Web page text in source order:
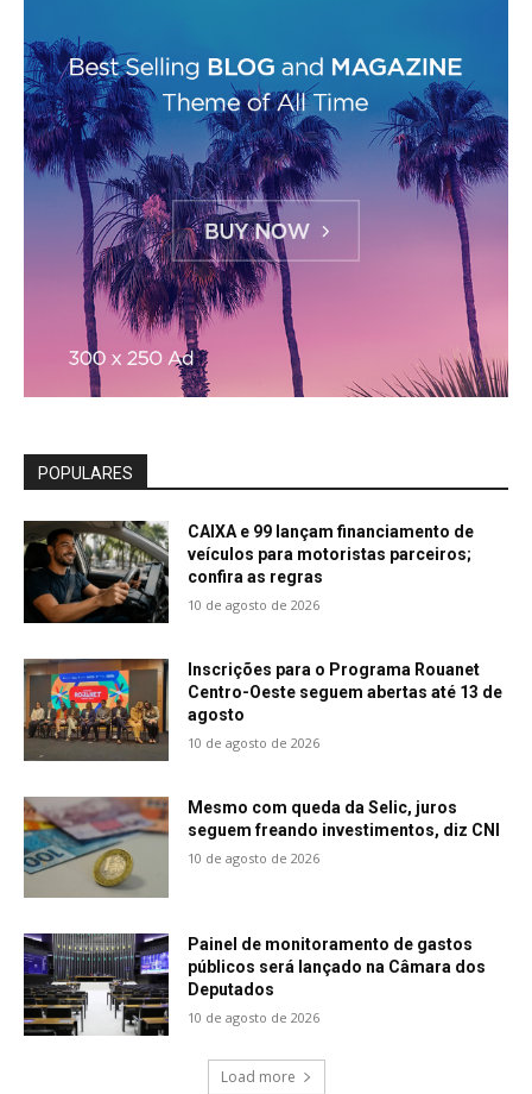
POPULARES
CAIXA e 99 lançam financiamento de
veículos para motoristas parceiros;
confira as regras
10 de agosto de 2026
Inscrições para o Programa Rouanet
Centro-Oeste seguem abertas até 13 de
agosto
10 de agosto de 2026
Mesmo com queda da Selic, juros
seguem freando investimentos, diz CNI
10 de agosto de 2026
Painel de monitoramento de gastos
públicos será lançado na Câmara dos
Deputados
10 de agosto de 2026
Load more